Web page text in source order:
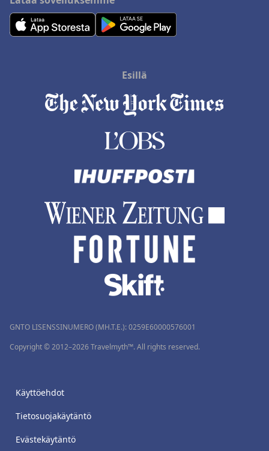
Esillä
GNTO LISENSSINUMERO (MH.T.E.): 0259Ε60000576001
Copyright © 2012–2026 Travelmyth™. All rights reserved.
Käyttöehdot
Tietosuojakäytäntö
Evästekäytäntö